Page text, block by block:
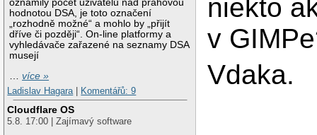
oznámily počet uživatelů nad prahovou
hodnotou DSA, je toto označení
„rozhodně možné“ a mohlo by „přijít
dříve či později“. On-line platformy a
vyhledávače zařazené na seznamy DSA
musejí
…více »
Ladislav Hagara| Komentářů: 9
Cloudflare OS
5.8. 17:00 | Zajímavý software
niekto
v
Vdaka.